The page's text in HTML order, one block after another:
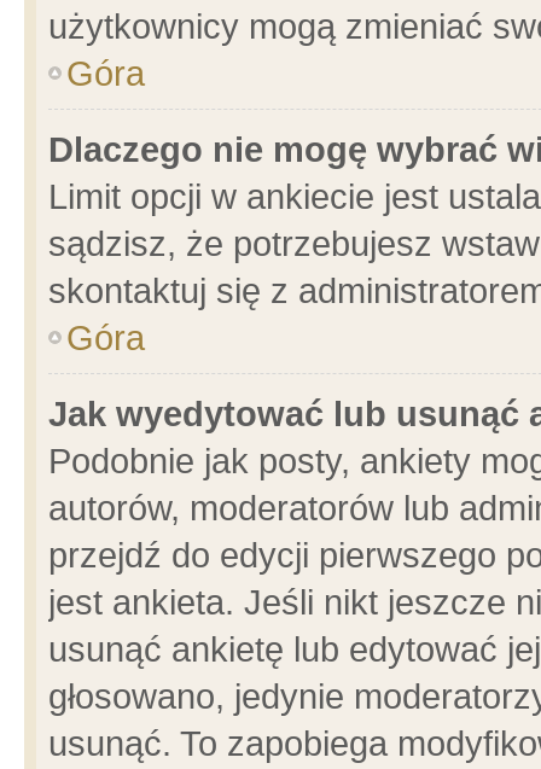
użytkownicy mogą zmieniać
Góra
Dlaczego nie mogę wybrać
Limit opcji w ankiecie jest
sądzisz, że potrzebujesz
skontaktuj się z
Góra
Jak wyedytować lub usunąć
Podobnie jak posty, ankiety
autorów, moderatorów lub
przejdź do edycji pierwszego
jest ankieta. Jeśli nikt jeszcze
usunąć ankietę lub edytować
głosowano, jedynie
usunąć. To zapobiega